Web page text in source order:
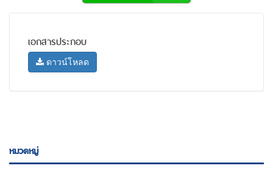
เอกสารประกอบ
ดาวน์โหลด
หมวดหมู่